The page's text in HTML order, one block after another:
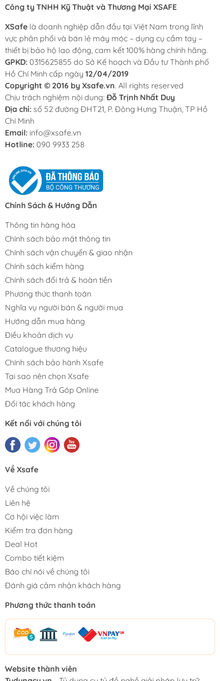
Công ty TNHH Kỹ Thuật và Thương Mại XSAFE
XSafe là doanh nghiệp dẫn đầu tại Việt Nam trong lĩnh
vực phân phối và bán lẻ máy móc – dụng cụ cầm tay –
thiết bị bảo hộ lao động, cam kết 100% hàng chính hãng.
GPKD: 0315625855 do Sở Kế hoạch và Đầu tư Thành phố
Hồ Chí Minh cấp ngày 12/04/2019
Copyright © 2016 by Xsafe.vn. All rights reserved
Chịu trách nghiệm nội dung: Đỗ Trịnh Nhất Duy
Địa chỉ: số 52 đường ĐHT21, P. Đông Hưng Thuận, TP Hồ
Chí Minh
Email: info@xsafe.vn
Hotline: 090 9933 258
Chính Sách & Hướng Dẫn
Thông tin hàng hóa
Chính sách bảo mật thông tin
Chính sách vận chuyển & giao nhận
Chính sách kiểm hàng
Chính sách đổi trả & hoàn tiền
Phương thức thanh toán
Nghĩa vụ người bán & người mua
Hướng dẫn mua hàng
Điều khoản dịch vụ
Catalogue thương hiệu
Chính sách bảo hành Xsafe
Tại sao nên chọn Xsafe
Mua Hàng Trả Góp Online
Đối tác khách hàng
Kết nối với chúng tôi
Về Xsafe
Về chúng tôi
Liên hệ
Cơ hội việc làm
Kiểm tra đơn hàng
Deal Hot
Combo tiết kiệm
Báo chí nói về chúng tôi
Đánh giá cảm nhận khách hàng
Phương thức thanh toán
Website thành viên